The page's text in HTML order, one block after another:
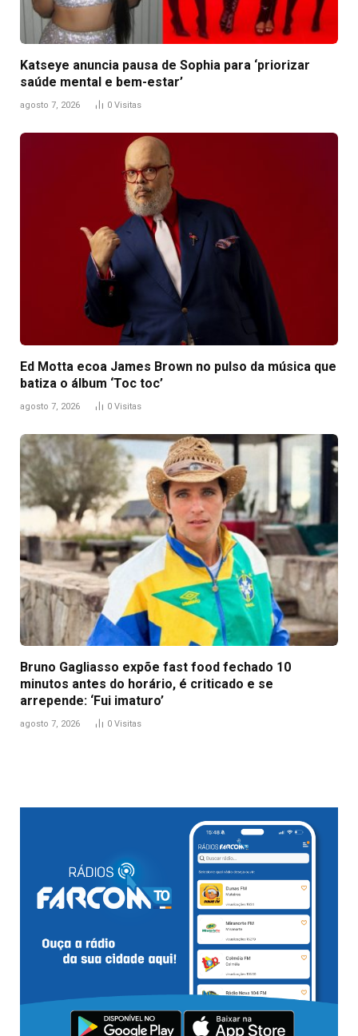
Katseye anuncia pausa de Sophia para ‘priorizar
saúde mental e bem-estar’
agosto 7, 2026 0 Visitas
Ed Motta ecoa James Brown no pulso da música que
batiza o álbum ‘Toc toc’
agosto 7, 2026 0 Visitas
Bruno Gagliasso expõe fast food fechado 10
minutos antes do horário, é criticado e se
arrepende: ‘Fui imaturo’
agosto 7, 2026 0 Visitas